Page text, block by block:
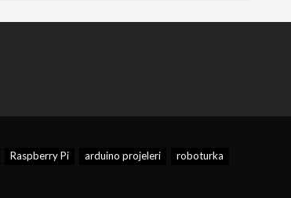
Raspberry Pi arduino projeleri
roboturka